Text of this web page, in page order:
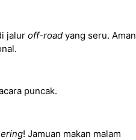
jalur off-road yang seru. Aman
puncak.
! Jamuan makan malam